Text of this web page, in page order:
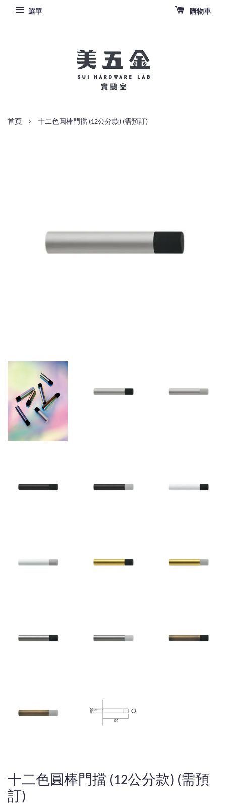
選單 購物車
首頁 › 十二色圓棒門擋 (12公分款) (需預訂)
十二色圓棒門擋 (12公分款) (需預
訂)